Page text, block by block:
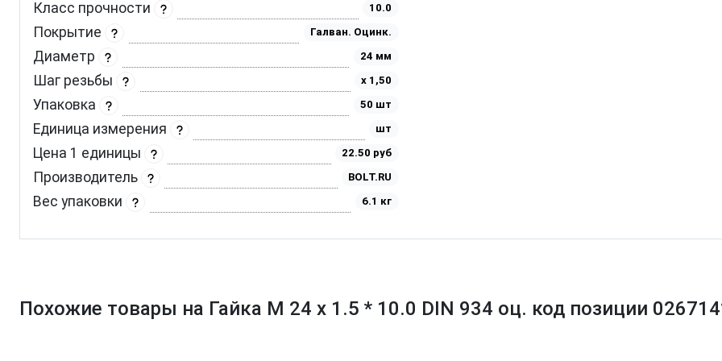
Класс прочности 10.0
Покрытие Галван. Оцинк.
Диаметр 24 мм
Шаг резьбы х 1,50
Упаковка 50 шт
Единица измерения шт
Цена 1 единицы 22.50 руб
Производитель BOLT.RU
Вес упаковки 6.1 кг
Похожие товары на Гайка М 24 х 1.5 * 10.0 DIN 934 оц. код позиции